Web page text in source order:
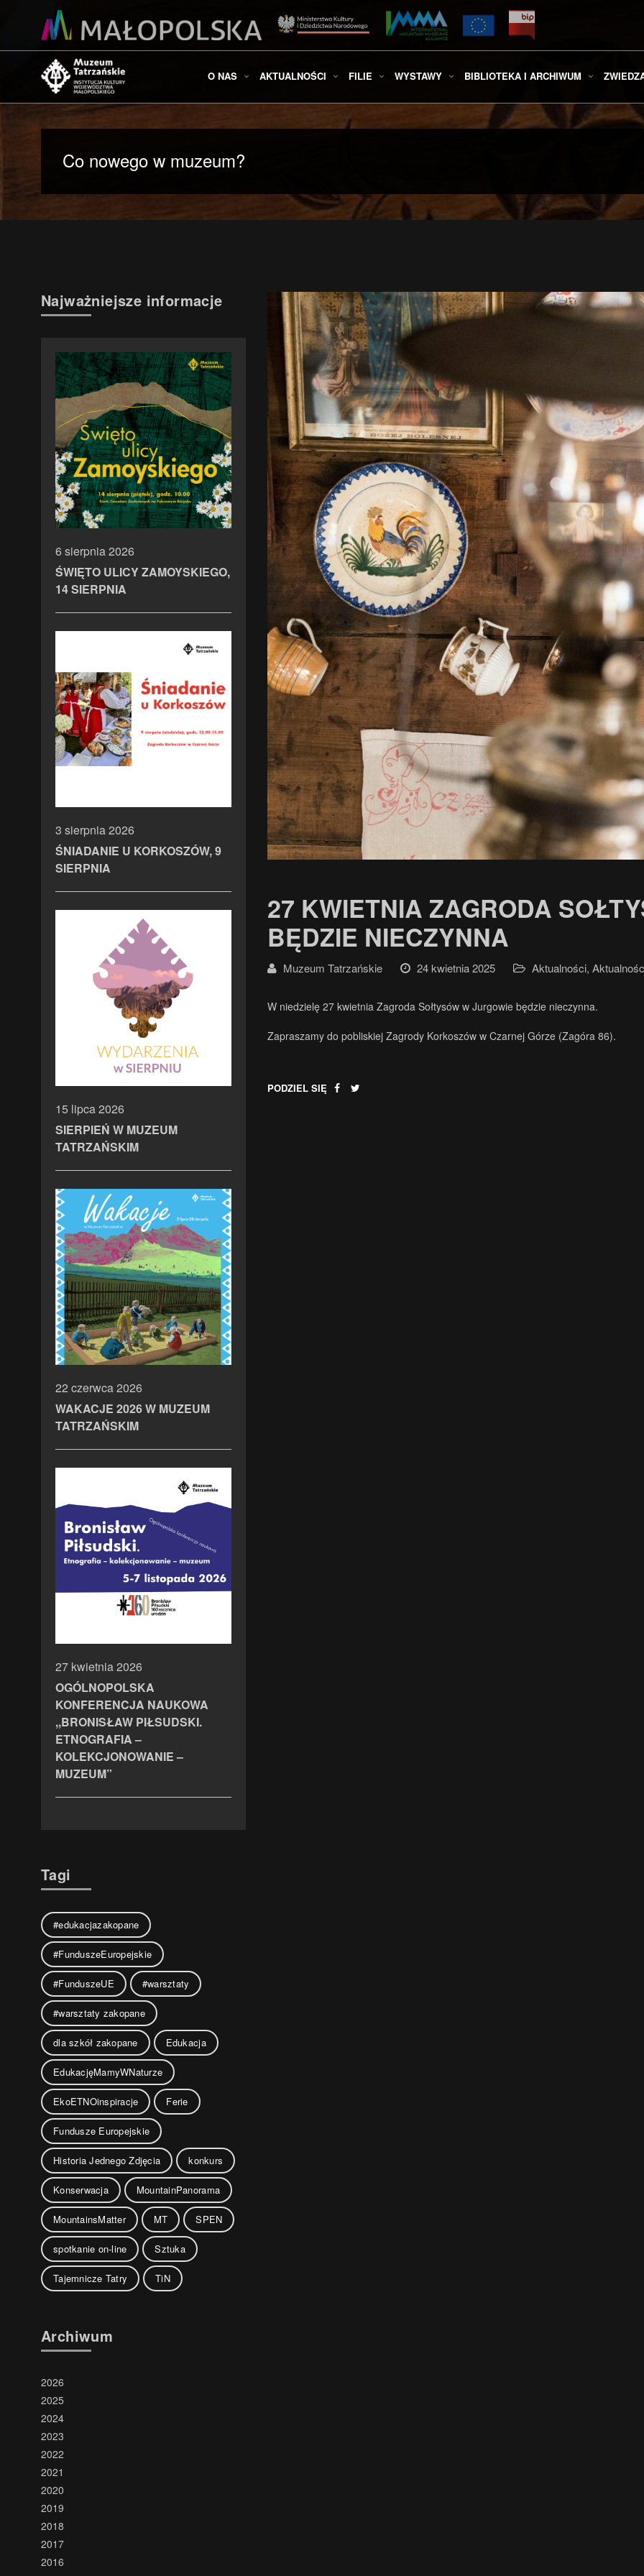
O NAS AKTUALNOŚCI FILIE WYSTAWY BIBLIOTEKA I ARCHIWUM
Co nowego w muzeum?
27 KWIETNIA ZAGRODA
BĘDZIE NIECZYNNA
Muzeum Tatrzańskie 24 kwietnia 2025 Aktualności,
W niedzielę 27 kwietnia Zagroda Sołtysów w Jurgowie będzie nieczynna.
Zapraszamy do pobliskiej Zagrody Korkoszów w Czarnej Górze (Zagóra 86).
PODZIEL SIĘ
Najważniejsze informacje
6 sierpnia 2026
ŚWIĘTO ULICY ZAMOYSKIEGO,
14 SIERPNIA
3 sierpnia 2026
ŚNIADANIE U KORKOSZÓW, 9
SIERPNIA
15 lipca 2026
SIERPIEŃ W MUZEUM
TATRZAŃSKIM
22 czerwca 2026
WAKACJE 2026 W MUZEUM
TATRZAŃSKIM
27 kwietnia 2026
OGÓLNOPOLSKA
KONFERENCJA NAUKOWA
,,BRONISŁAW PIŁSUDSKI.
ETNOGRAFIA –
KOLEKCJONOWANIE –
MUZEUM”
Tagi
#edukacjazakopane
#FunduszeEuropejskie
#FunduszeUE #warsztaty
#warsztaty zakopane
dla szkół zakopane Edukacja
EdukacjęMamyWNaturze
EkoETNOinspiracje Ferie
Fundusze Europejskie
Historia Jednego Zdjęcia konkurs
Konserwacja MountainPanorama
MountainsMatter MT SPEN
spotkanie on-line Sztuka
Tajemnicze Tatry TiN
Archiwum
2026
2025
2024
2023
2022
2021
2020
2019
2018
2017
2016